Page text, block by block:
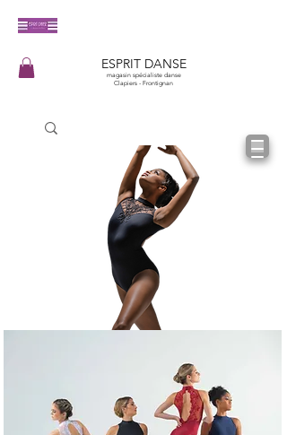
​ESPRIT DANSE
magasin spécialiste danse
Clapiers - Frontignan